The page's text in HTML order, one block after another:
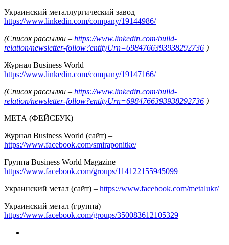
Украинский металлургический завод –
https://www.linkedin.com/company/19144986/
(Список рассылки – https://www.linkedin.com/build-
relation/newsletter-follow?entityUrn=6984766393938292736 )
Журнал Business World –
https://www.linkedin.com/company/19147166/
(Список рассылки – https://www.linkedin.com/build-
relation/newsletter-follow?entityUrn=6984766393938292736 )
МЕТА (ФЕЙСБУК)
Журнал Business World (сайт) –
https://www.facebook.com/smiraponitke/
Группа Business World Magazine –
https://www.facebook.com/groups/114122155945099
Украинский метал (сайт) – https://www.facebook.com/metalukr/
Украинский метал (группа) –
https://www.facebook.com/groups/350083612105329